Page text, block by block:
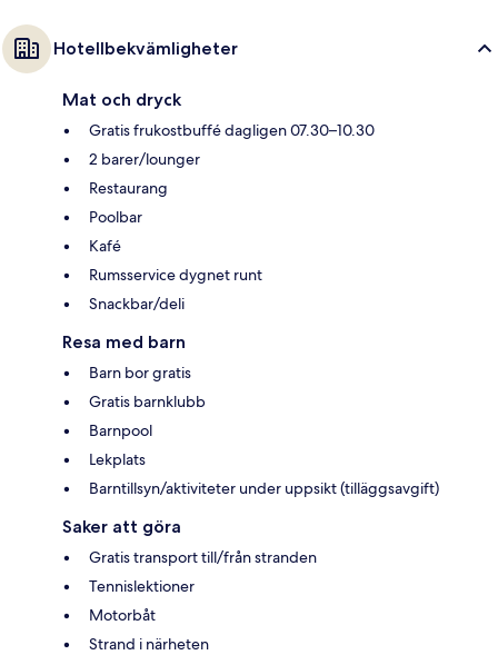
Hotellbekvämligheter
Mat och dryck
Gratis frukostbuffé dagligen 07.30–10.30
2 barer/lounger
Restaurang
Poolbar
Kafé
Rumsservice dygnet runt
Snackbar/deli
Resa med barn
Barn bor gratis
Gratis barnklubb
Barnpool
Lekplats
Barntillsyn/aktiviteter under uppsikt (tilläggsavgift)
Saker att göra
Gratis transport till/från stranden
Tennislektioner
Motorbåt
Strand i närheten